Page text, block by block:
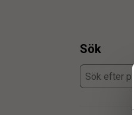
Sök